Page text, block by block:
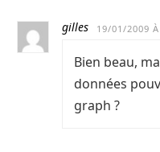
gilles 19/01/2009 À
Bien beau,
données
graph ?